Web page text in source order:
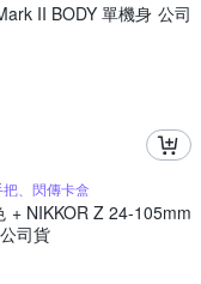
II BODY 單機身 公司
、閃傳卡盒
+ NIKKOR Z 24-105mm
司貨